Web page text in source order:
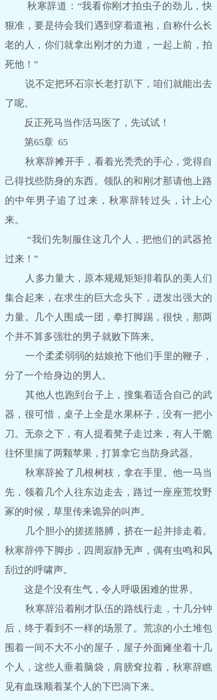
秋寒辞道：“我看你刚才拍虫子的劲儿，快
狠准，要是待会我们遇到穿着道袍，自称什么长
老的人，你们就拿出刚才的力道，一起上前，拍
死他！”
说不定把环石宗长老打趴下，咱们就能出去
了呢。
反正死马当作活马医了，先试试！
第65章 65
秋寒辞摊开手，看着光秃秃的手心，觉得自
己得找些防身的东西。领队的和刚才那请他上路
的中年男子追了过来，秋寒辞转过头，计上心
来。
“我们先制服住这几个人，把他们的武器抢
过来！”
人多力量大，原本规规矩矩排着队的美人们
集合起来，在求生的巨大念头下，迸发出强大的
力量。几个人围成一团，拳打脚踢，很快，那两
个并不算多强壮的男子就败下阵来。
一个柔柔弱弱的姑娘抢下他们手里的鞭子，
分了一个给身边的男人。
其他人也跑到台子上，搜集着适合自己的武
器，很可惜，桌子上全是水果杯子，没有一把小
刀。无奈之下，有人提着凳子走过来，有人干脆
往怀里揣了两颗苹果，打算拿它当防身武器。
秋寒辞捡了几根树枝，拿在手里。他一马当
先，领着几个人往东边走去，路过一座座荒坟野
冢的时候，草里传来诡异的叫声。
几个胆小的搓搓胳膊，挤在一起并排走着。
秋寒辞停下脚步，四周寂静无声，偶有虫鸣和风
刮过的呼啸声。
这是个没有生气，令人呼吸困难的世界。
秋寒辞沿着刚才队伍的路线行走，十几分钟
后，终于看到不一样的场景了。荒凉的小土堆包
围着一间不大不小的屋子，屋子外面瘫坐着十几
个人，这些人垂着脑袋，肩膀耷拉着，秋寒辞瞧
见有血珠顺着某个人的下巴淌下来。